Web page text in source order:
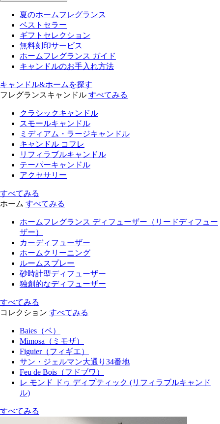
夏のホームフレグランス
ベストセラー
ギフトセレクション
無料刻印サービス
ホームフレグランス ガイド
キャンドルのお手入れ方法
キャンドル&ホームを探す
フレグランスキャンドル すべてみる
クラシックキャンドル
スモールキャンドル
ミディアム・ラージキャンドル
キャンドル コフレ
リフィラブルキャンドル
テーパーキャンドル
アクセサリー
すべてみる
ホーム すべてみる
ホームフレグランス ディフューザー（リードディフュー
ザー）
カーディフューザー
ホームクリーニング
ルームスプレー
砂時計型ディフューザー
独創的なディフューザー
すべてみる
コレクション すべてみる
Baies（ベ）
Mimosa（ミモザ）
Figuier（フィギエ）
サン・ジェルマン大通り34番地
Feu de Bois（フドブワ）
レ モンド ドゥ ディプティック (リフィラブルキャンド
ル)
すべてみる